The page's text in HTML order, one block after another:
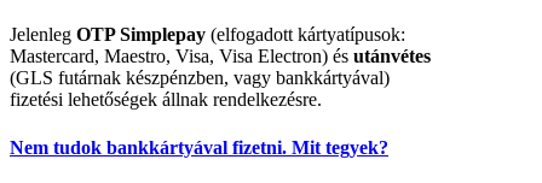
Jelenleg OTP Simplepay (elfogadott kártyatípusok:
Mastercard, Maestro, Visa, Visa Electron) és utánvétes
(GLS futárnak készpénzben, vagy bankkártyával)
fizetési lehetőségek állnak rendelkezésre.
Nem tudok bankkártyával fizetni. Mit tegyek?